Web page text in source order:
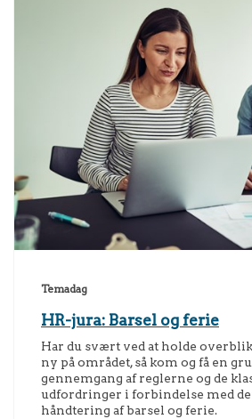
Temadag
HR-jura: Barsel og ferie
Har du svært ved at holde
ny på området, så kom og få en
gennemgang af reglerne og de
udfordringer i forbindelse med
håndtering af barsel og ferie.